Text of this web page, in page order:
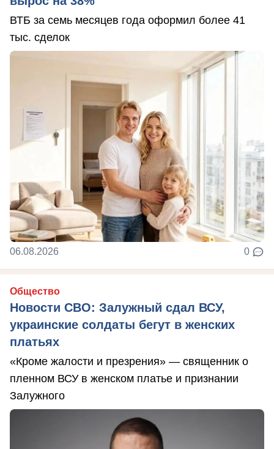
ВТБ за семь месяцев года оформил более 41
тыс. сделок
06.08.2026 0
Общество
Новости СВО: Залужный сдал ВСУ,
украинские солдаты бегут в женских
платьях
«Кроме жалости и презрения» — священник о
пленном ВСУ в женском платье и признании
Залужного